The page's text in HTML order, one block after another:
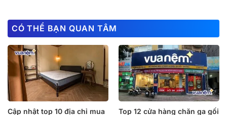
CÓ THỂ BẠN QUAN TÂM
Cập nhật top 10 địa chỉ mua
Top 12 cửa hàng chăn ga gối